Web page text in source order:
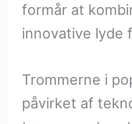
formår at
innovative lyde
Trommerne i
påvirket af